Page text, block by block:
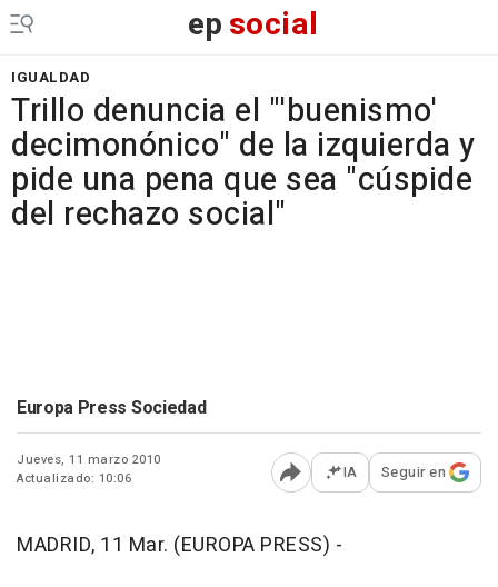
epsocial
IGUALDAD
Trillo denuncia el "'buenismo'
decimonónico" de la izquierda y
pide una pena que sea "cúspide
del rechazo social"
Europa Press Sociedad
Jueves, 11 marzo 2010
Actualizado: 10:06
Abrir opciones para
IA Seguir en
MADRID, 11 Mar. (EUROPA PRESS) -